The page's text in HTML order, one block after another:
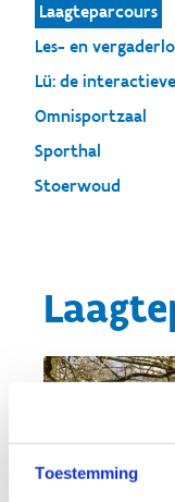
Toestemming
Laagteparcours
Les- en
Lü: de
Omnisportzaal
Sporthal
Stoerwoud